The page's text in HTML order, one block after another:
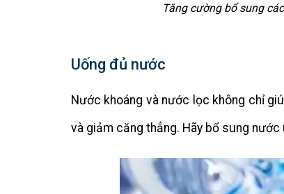
Tăng cường bổ sung
Uống đủ nước
Nước khoáng và nước lọc không chỉ
và giảm căng thẳng. Hãy bổ sung